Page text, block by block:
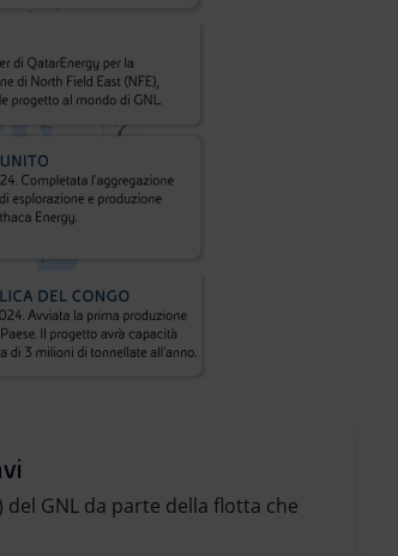
del GNL da parte della flotta che